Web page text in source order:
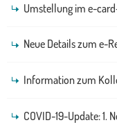
Umstellung im e-
Neue Details zum e-
Information zum
COVID-19-Update: 1.